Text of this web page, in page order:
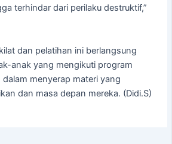
terhindar dari perilaku destruktif,”
dan pelatihan ini berlangsung
anak yang mengikuti program
menyerap materi yang
dan masa depan mereka. (Didi.S)